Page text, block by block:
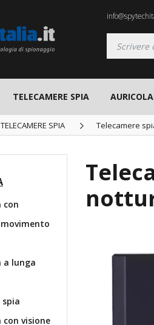
TELECAMERE SPIA
TELECAMERE SPIA Telecamere
con
a lunga
con visione